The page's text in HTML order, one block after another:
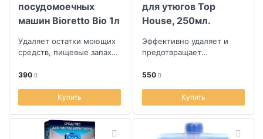
посудомоечных
машин Bioretto Bio 1л
Удаляет остатки моющих
средств, пищевые запахи,
пятен и разводов,
390
Купить
для утюгов Top
House, 250мл.
Эффективно удаляет и
предотвращает
550
Купить